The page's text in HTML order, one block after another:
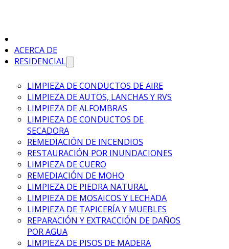
ACERCA DE
RESIDENCIAL
LIMPIEZA DE CONDUCTOS DE AIRE
LIMPIEZA DE AUTOS, LANCHAS Y RVS
LIMPIEZA DE ALFOMBRAS
LIMPIEZA DE CONDUCTOS DE
SECADORA
REMEDIACIÓN DE INCENDIOS
RESTAURACIÓN POR INUNDACIONES
LIMPIEZA DE CUERO
REMEDIACIÓN DE MOHO
LIMPIEZA DE PIEDRA NATURAL
LIMPIEZA DE MOSAICOS Y LECHADA
LIMPIEZA DE TAPICERÍA Y MUEBLES
REPARACIÓN Y EXTRACCIÓN DE DAÑOS
POR AGUA
LIMPIEZA DE PISOS DE MADERA